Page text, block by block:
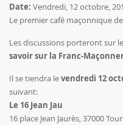
Date: Vendredi, 12 octobre,
Le premier café maçonnique
Les discussions porteront sur
savoir sur la Franc-
Il se tiendra levendredi 12
suivant:
Le 16 Jean Jau
16 place Jean Jaurès, 37000